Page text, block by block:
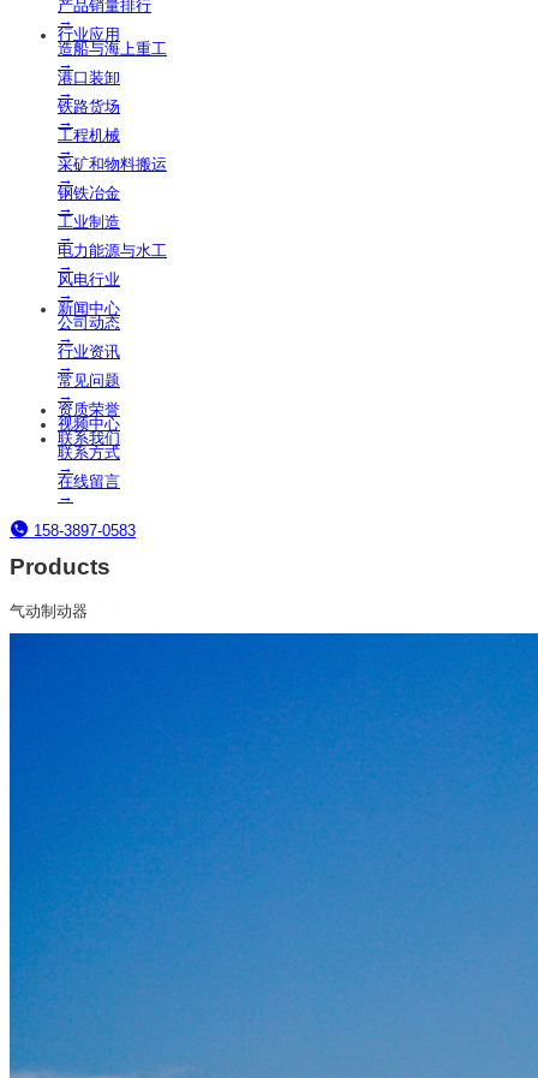
产品销量排行
→
行业应用
造船与海上重工
→
港口装卸
→
铁路货场
→
工程机械
→
采矿和物料搬运
→
钢铁冶金
→
工业制造
→
电力能源与水工
→
风电行业
→
新闻中心
公司动态
→
行业资讯
→
常见问题
→
资质荣誉
视频中心
联系我们
联系方式
→
在线留言
→
158-3897-0583
Products
气动制动器